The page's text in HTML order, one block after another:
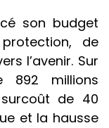
son budget
de
l’avenir. Sur
892 millions
de 40
et la hausse